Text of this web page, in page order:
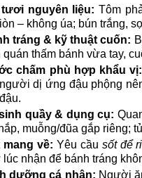
nguyên liệu: Tôm
– không úa; bún trắng,
tráng & kỹ thuật cuốn:
quán thấm bánh vừa tay,
chấm phù hợp khẩu vị:
dị ứng đậu phộng
quầy & dụng cụ:
muỗng/đũa gắp riêng;
mang về: Yêu cầu sốt để
lúc nhận để bánh tráng
dưỡng cá nhân: Người